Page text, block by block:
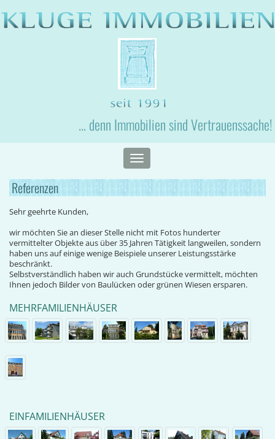
... denn Immobilien sind Vertrauenssache!
Toggle
navigation
Referenzen
Sehr geehrte Kunden,
wir möchten Sie an dieser Stelle nicht mit Fotos hunderter
vermittelter Objekte aus über 35 Jahren Tätigkeit langweilen, sondern
haben uns auf einige wenige Beispiele unserer Leistungsstärke
beschränkt.
Selbstverständlich haben wir auch Grundstücke vermittelt, möchten
Ihnen jedoch Bilder von Baulücken oder grünen Wiesen ersparen.
MEHRFAMILIENHÄUSER
EINFAMILIENHÄUSER